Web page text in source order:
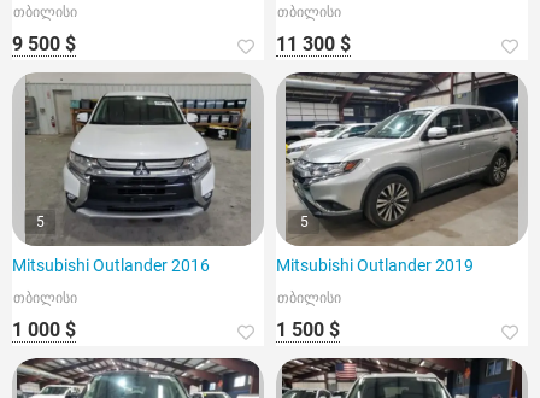
თბილისი
9 500 $
თბილისი
11 300 $
5
Mitsubishi Outlander 2016
თბილისი
1 000 $
5
Mitsubishi Outlander 2019
თბილისი
1 500 $